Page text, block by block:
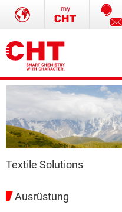
Textile Solutions
Ausrüstung